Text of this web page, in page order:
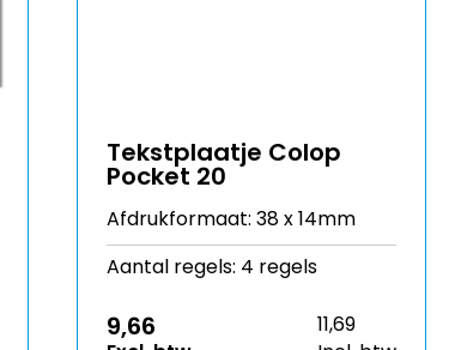
Tekstplaatje Colop
Pocket 20
Afdrukformaat: 38 x 14mm
Aantal regels: 4 regels
9,66
11,69